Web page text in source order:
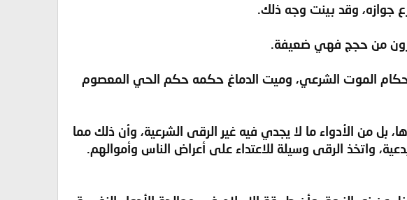
جوازه، وقد بينت وجه ذلك.
من حجج فهي ضعيفة.
أحكام الموت الشرعي، وميت الدماغ حكمه حكم الحي المعصوم
بل من الأدواء ما لا يجدي فيه غير الرقى الشرعية، وأن ذلك مما
واتخذ الرقى وسيلة للاعتداء على أعراض الناس وأموالهم.